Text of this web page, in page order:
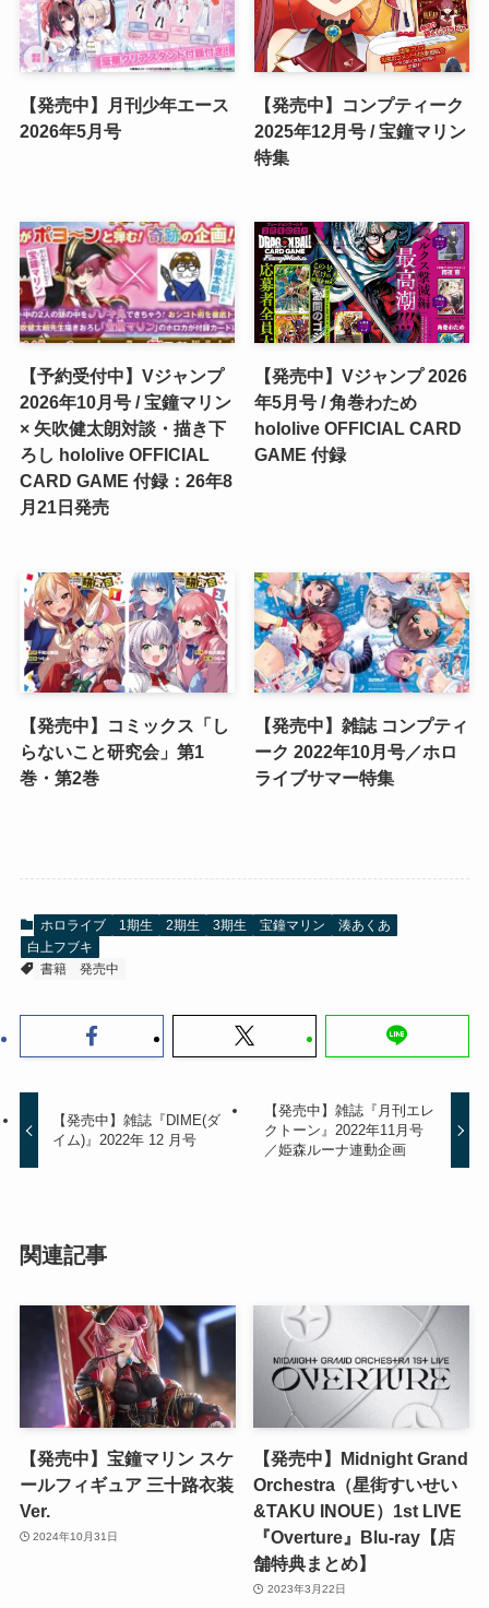
【発売中】月刊少年エース
2026年5月号
【発売中】コンプティーク
2025年12月号 / 宝鐘マリン
特集
【予約受付中】Vジャンプ
2026年10月号 / 宝鐘マリン
× 矢吹健太朗対談・描き下
ろし hololive OFFICIAL
CARD GAME 付録：26年8
月21日発売
【発売中】Vジャンプ 2026
年5月号 / 角巻わため
hololive OFFICIAL CARD
GAME 付録
【発売中】コミックス「し
らないこと研究会」第1
巻・第2巻
【発売中】雑誌 コンプティ
ーク 2022年10月号／ホロ
ライブサマー特集
ホロライブ 1期生 2期生 3期生 宝鐘マリン
湊あくあ
白上フブキ
書籍
発売中
【発売中】雑誌『DIME(ダ
イム)』2022年 12 月号
【発売中】雑誌『月刊エレ
クトーン』2022年11月号
／姫森ルーナ連動企画
関連記事
【発売中】宝鐘マリン スケ
ールフィギュア 三十路衣装
Ver.
2024年10月31日
【発売中】Midnight Grand
Orchestra（星街すいせい
&TAKU INOUE）1st LIVE
『Overture』Blu-ray【店
舗特典まとめ】
2023年3月22日